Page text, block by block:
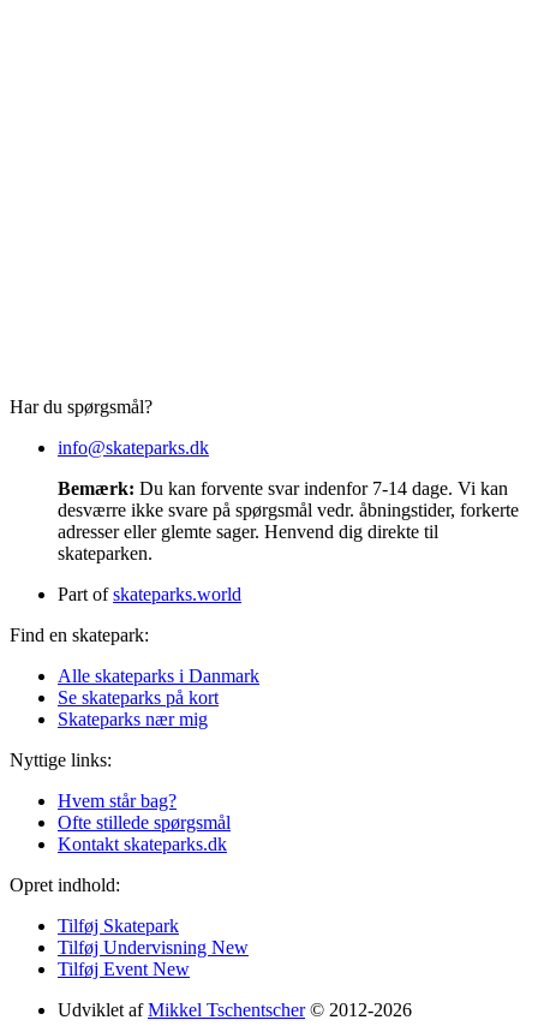
Har du spørgsmål?
info@skateparks.dk
Bemærk: Du kan forvente svar indenfor 7-14 dage. Vi kan
desværre ikke svare på spørgsmål vedr. åbningstider, forkerte
adresser eller glemte sager. Henvend dig direkte til
skateparken.
Part ofskateparks.world
Find en skatepark:
Alle skateparks i Danmark
Se skateparks på kort
Skateparks nær mig
Nyttige links:
Hvem står bag?
Ofte stillede spørgsmål
Kontakt skateparks.dk
Opret indhold:
Tilføj Skatepark
Tilføj Undervisning New
Tilføj Event New
Udviklet afMikkel Tschentscher© 2012-2026